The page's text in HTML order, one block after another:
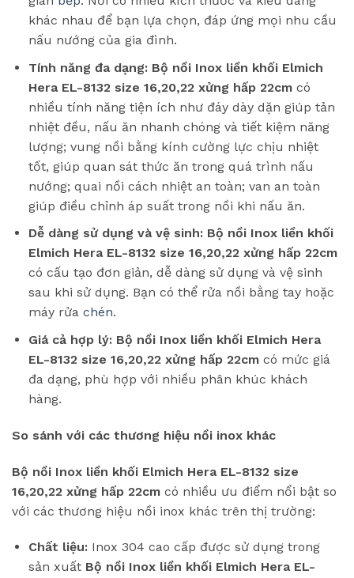
khác nhau để bạn lựa chọn, đáp ứng mọi nhu cầu
nấu nướng của gia đình.
Tính năng đa dạng: Bộ nồi Inox liền khối Elmich
Hera EL-8132 size 16,20,22 xửng hấp 22cmcó
nhiều tính năng tiện ích như đáy dày dặn giúp tản
nhiệt đều, nấu ăn nhanh chóng và tiết kiệm năng
lượng; vung nồi bằng kính cường lực chịu nhiệt
tốt, giúp quan sát thức ăn trong quá trình nấu
nướng; quai nồi cách nhiệt an toàn; van an toàn
giúp điều chỉnh áp suất trong nồi khi nấu ăn.
Dễ dàng sử dụng và vệ sinh: Bộ nồi Inox liền khối
Elmich Hera EL-8132 size 16,20,22 xửng hấp 22cm
có cấu tạo đơn giản, dễ dàng sử dụng và vệ sinh
sau khi sử dụng. Bạn có thể rửa nồi bằng tay hoặc
máy rửa chén.
Giá cả hợp lý: Bộ nồi Inox liền khối Elmich Hera
EL-8132 size 16,20,22 xửng hấp 22cmcó mức giá
đa dạng, phù hợp với nhiều phân khúc khách
hàng.
So sánh với các thương hiệu nồi inox khác
Bộ nồi Inox liền khối Elmich Hera EL-8132 size
16,20,22 xửng hấp 22cm có nhiều ưu điểm nổi bật so
với các thương hiệu nồi inox khác trên thị trường:
Chất liệu:Inox 304 cao cấp được sử dụng trong
sản xuất Bộ nồi Inox liền khối Elmich Hera EL-